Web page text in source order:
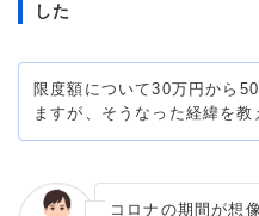
した
限度額について30万円から
ますが、そうなった経緯を教
コロナの期間が想